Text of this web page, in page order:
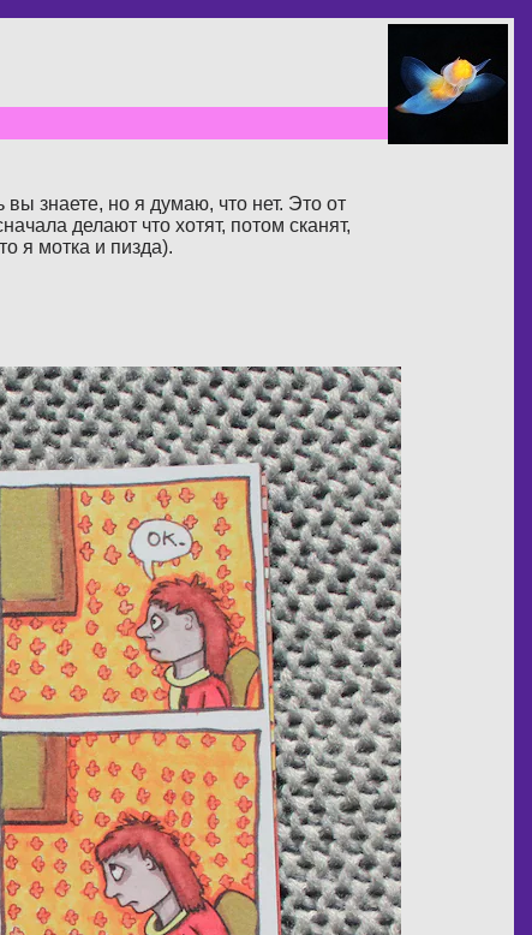
знаете, но я думаю, что нет. Это от
делают что хотят, потом сканят,
я мотка и пизда).